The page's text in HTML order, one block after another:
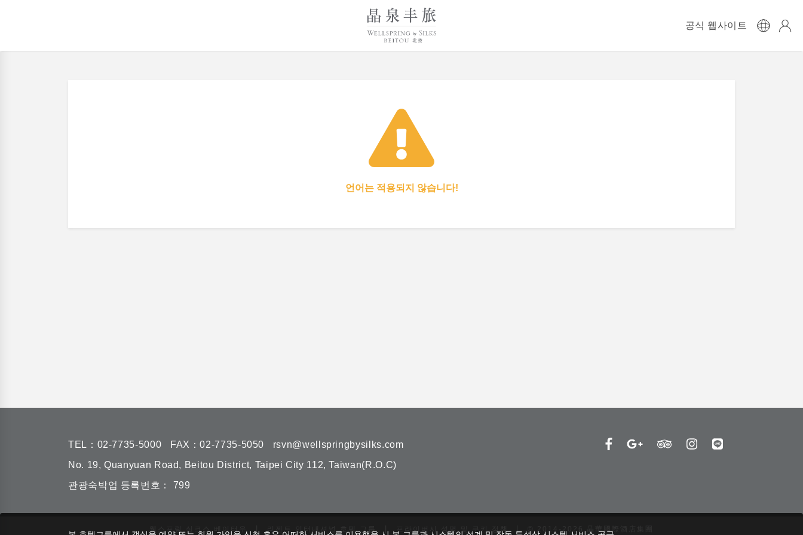
공식 웹사이트
언어는 적용되지 않습니다!
TEL： 02-7735-5000 FAX：02-7735-5050
rsvn@wellspringbysilks.com
No. 19, Quanyuan Road, Beitou District, Taipei City 112, Taiwan(R.O.C)
관광숙박업 등록번호： 799
웰스프링 실크스 베이터우 | 리젠트 인터내셔널 호텔 그룹 프라이버시 성명 및 쿠키 정책 © 2014-2026 晶華國際酒店集團